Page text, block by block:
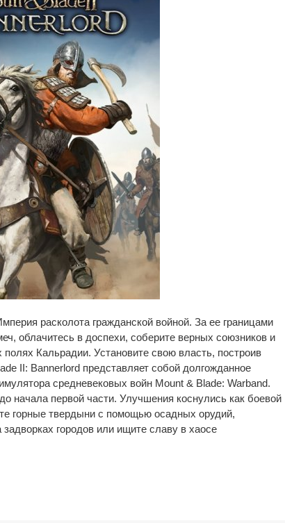
расколота гражданской войной. За ее границами
облачитесь в доспехи, соберите верных союзников и
полях Кальрадии. Установите свою власть, построив
II: Bannerlord представляет собой долгожданное
средневековых войн Mount & Blade: Warband.
начала первой части. Улучшения коснулись как боевой
горные твердыни с помощью осадных орудий,
городов или ищите славу в хаосе